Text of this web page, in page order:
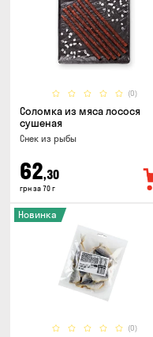
(0)
Соломка из мяса лосося
сушеная
Снек из рыбы
62,30
грн за 70 г
(0)
Новинка